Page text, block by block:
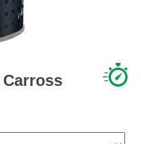
Carross